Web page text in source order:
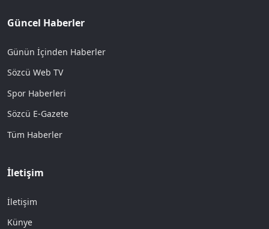
Güncel Haberler
Günün İçinden Haberler
Sözcü Web TV
Spor Haberleri
Sözcü E-Gazete
Tüm Haberler
İletişim
İletişim
Künye